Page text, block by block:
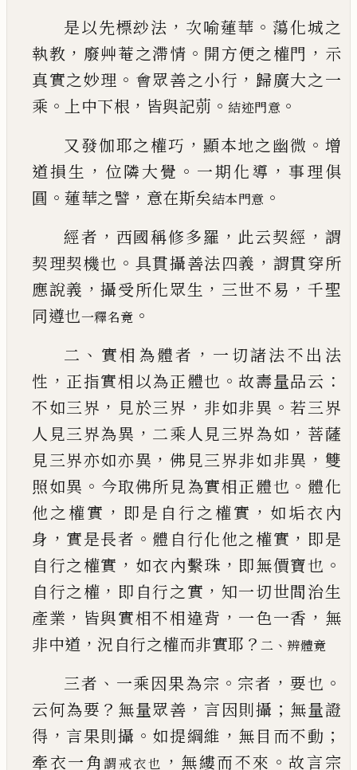
是以先標玅法 ， 次喻蓮華 。 蕩化城之
執教 ， 廢艸菴之滯情 。 開方便之權門 ， 示
真實之妙理 。 會眾善之小行 ， 歸廣大之一
乘 。 上中下根 ， 皆與記莂 。 結迹門意 。
又發伽耶之權巧 ， 顯本地之幽微 。 增
道損生 ， 位隣大覺 。 一期化導 ， 事理俱
圓 。 蓮華之譬 ， 意在斯矣結本門意 。
經者 ， 西國稱修多羅 ， 此云契經 ， 謂
契理契機也 。 具貫攝善法四義 ， 謂貫穿所
應說義 ，攝受所化眾生 ， 三世不易 ， 千聖
同遵也一釋名竟 。
二 、 實相為體者 ， 一切諸法不出法
性 ， 正指實相以為正體也 。故壽量品云 ：
不如三界 ， 見於三界 ， 非如非異 。若三界
人見三界為異 ， 二乘人見三界為如 ， 菩薩
見三界亦如亦異 ， 佛見三界非如非異 ， 雙
照如異 。 今取佛所見為實相正體也 。 體化
他之權實 ， 即是自行之權實 ， 如垢衣內
身 ， 實是長者 。 體自行化他之權實 ， 即是
自行之權實 ， 如衣內繫珠 ， 即無價寶也 。
自行之權 ， 即自行之實 ， 知一切世間治生
產業 ， 皆與實相不相違背 ， 一色一香 ， 無
非中道 ， 況 自行之權而非實耶 ？ 二 、 辨體竟
三者 、 一乘因果為宗 。 宗者 ， 要也 。
云何為要 ？ 無量眾善 ， 言因則攝 ； 無量證
得 ， 言果則攝 。 如提綱維 ， 無目 而不動 ；
牽衣一角謂戒衣也 ， 無縷而不來 。故言宗